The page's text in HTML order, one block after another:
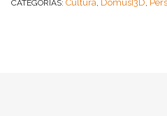
CATEGORÍAS: Cultura DomusI3D